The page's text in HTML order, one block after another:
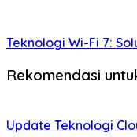
Teknologi Wi-Fi 7:
Rekomendasi
Update Teknologi